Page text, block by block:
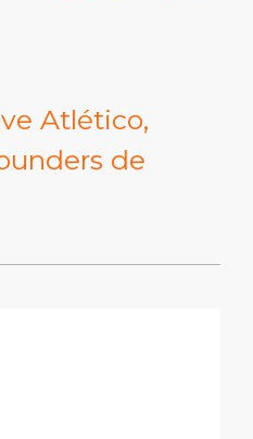
Atlético,
de